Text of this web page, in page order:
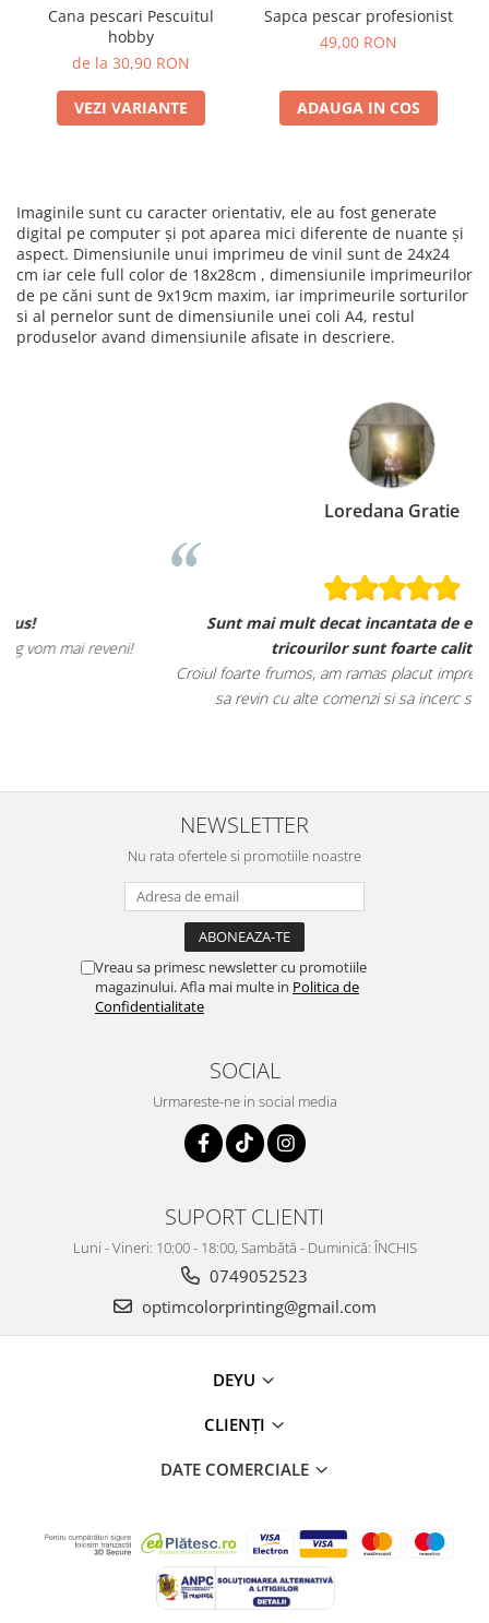
Cana pescari Pescuitul
hobby
de la 30,90 RON
VEZI VARIANTE
Sapca pescar profesionist
49,00 RON
ADAUGA IN COS
Imaginile sunt cu caracter orientativ, ele au fost generate
digital pe computer și pot aparea mici diferente de nuante și
aspect. Dimensiunile unui imprimeu de vinil sunt de 24x24
cm iar cele full color de 18x28cm , dimensiunile imprimeurilor
de pe căni sunt de 9x19cm maxim, iar imprimeurile sorturilor
si al pernelor sunt de dimensiunile unei coli A4, restul
produselor avand dimensiunile afisate in descriere.
Sunt mai mult decat incantata de ele, materialele
tricourilor sunt foarte calitative,
Croiul foarte frumos, am ramas placut impresionata, abia astept
sa revin cu alte comenzi si sa incerc si alte produse.
NEWSLETTER
Nu rata ofertele si promotiile noastre
Vreau sa primesc newsletter cu promotiile
magazinului. Afla mai multe in Politica de
Confidentialitate
SOCIAL
Urmareste-ne in social media
SUPORT CLIENTI
Luni - Vineri: 10:00 - 18:00, Sambătă - Duminică: ÎNCHIS
0749052523
optimcolorprinting@gmail.com
DEYU
CLIENȚI
DATE COMERCIALE